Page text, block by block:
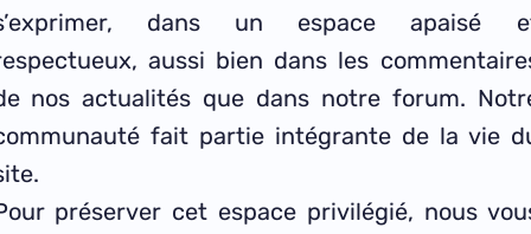
dans un espace apaisé
aussi bien dans les
nos actualités que dans notre forum.
fait partie intégrante de la vie
préserver cet espace privilégié, nous